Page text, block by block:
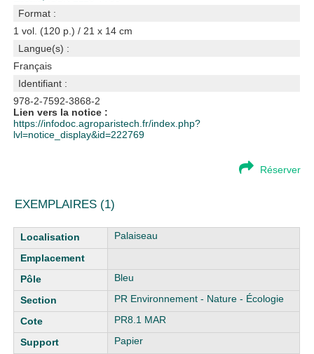
Format :
1 vol. (120 p.) / 21 x 14 cm
Langue(s) :
Français
Identifiant :
978-2-7592-3868-2
Lien vers la notice :
https://infodoc.agroparistech.fr/index.php?
lvl=notice_display&id=222769
Réserver
EXEMPLAIRES (1)
Liste des exemplaires Palaiseau
Bleu
PR Environnement - Nature - Écologie
PR8.1 MAR
Papier